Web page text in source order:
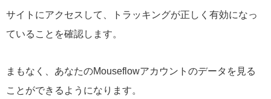
サイトにアクセスして、トラッキングが正しく有効になっ
ていることを確認します。
まもなく、あなたのMouseflowアカウントのデータを見る
ことができるようになります。